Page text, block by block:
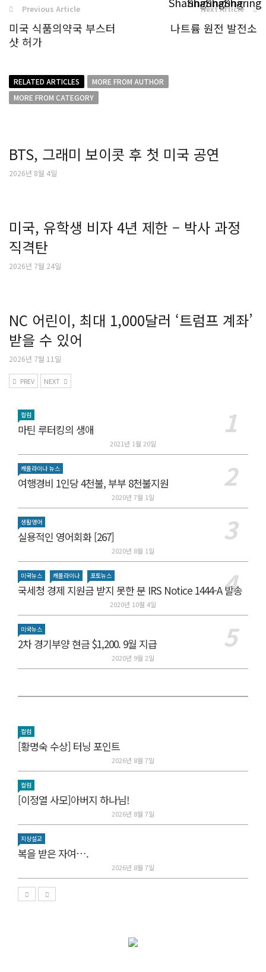
Previous Article
미국 식품의약국 부스터
샷 허가
Next Article
나트륨 원전 발전소
RELATED ARTICLES
MORE FROM AUTHOR
MORE FROM CATEGORY
BTS, 그래미 보이콧 후 첫 미국 공연
2026년 8월 4일
미국, 유학생 비자 4년 제한 – 박사 과정
직격탄
2026년 7월 24일
NC 어린이, 최대 1,000달러 ‘트럼프 계좌’
받을 수 있어
2026년 7월 11일
PREV NEXT
컬럼
마틴 루터킹의 생애
2021년 1월 20일
캐롤라이나 뉴스
여행경비 1인당 4천불, 부부 8천불지원
2020년 7월 1일
생활영어
실용적인 영어회화 [267]
2020년 8월 1일
미국뉴스 캐롤라이나 포토뉴스
국세청 경제 지원금 받지 못한 분 IRS Notice 1444-A 발송
2020년 10월 4일
미국뉴스
2차 경기부양 현금 $1,200. 9월 지급
2020년 9월 2일
컬럼
[황명숙 수상] 터닝 포인트
2026년 8월 7일
컬럼
[이정열 사모]아버지 하나님!
2026년 8월 7일
지상설교
복을 받은 자여….
2026년 8월 7일